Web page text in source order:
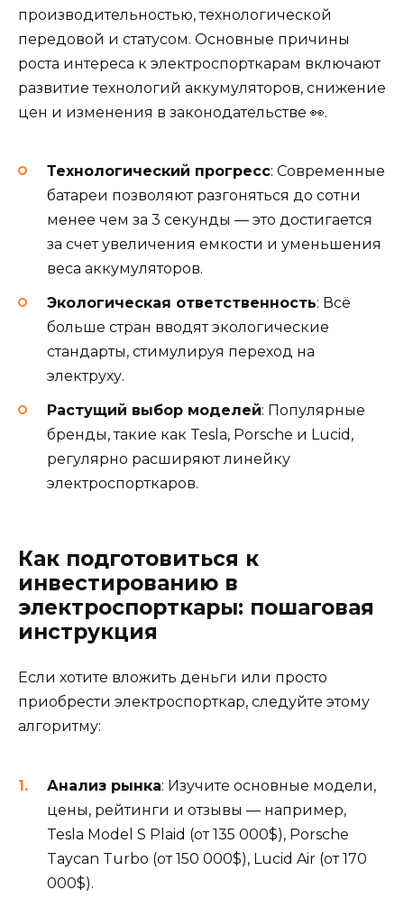
производительностью, технологической
передовой и статусом. Основные причины
роста интереса к электроспорткарам включают
развитие технологий аккумуляторов, снижение
цен и изменения в законодательстве 👀.
Технологический прогресс: Современные
батареи позволяют разгоняться до сотни
менее чем за 3 секунды — это достигается
за счет увеличения емкости и уменьшения
веса аккумуляторов.
Экологическая ответственность: Всё
больше стран вводят экологические
стандарты, стимулируя переход на
электруху.
Растущий выбор моделей: Популярные
бренды, такие как Tesla, Porsche и Lucid,
регулярно расширяют линейку
электроспорткаров.
Как подготовиться к
инвестированию в
электроспорткары: пошаговая
инструкция
Если хотите вложить деньги или просто
приобрести электроспорткар, следуйте этому
алгоритму:
Анализ рынка: Изучите основные модели,
цены, рейтинги и отзывы — например,
Tesla Model S Plaid (от 135 000$), Porsche
Taycan Turbo (от 150 000$), Lucid Air (от 170
000$).